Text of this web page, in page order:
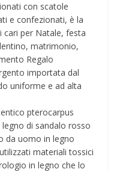
con scatole
e confezionati, è la
cari per Natale, festa
matrimonio,
Regalo
importata dal
uniforme e ad alta
pterocarpus
di sandalo rosso
da uomo in legno
materiali tossici
in legno che lo